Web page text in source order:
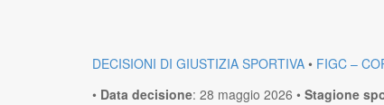
DECISIONI DI GIUSTIZIA SPORTIVA • FIGC –
• Data decisione: 28 maggio 2026 • Stagione